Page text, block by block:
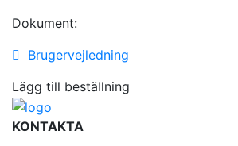
Dokument:
Brugervejledning
Lägg till beställning
KONTAKTA